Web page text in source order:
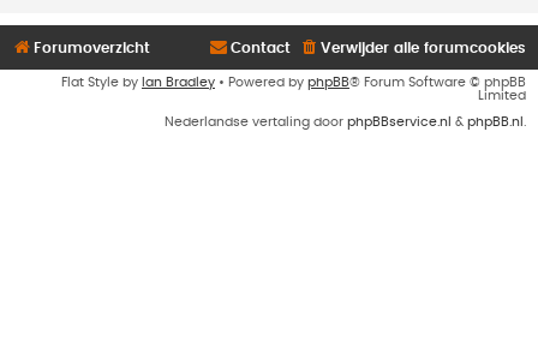
Forumoverzicht Verwijder alle forumcookies
Contact
Flat Style by Ian Bradley • Powered by phpBB® Forum Software © phpBB
Limited
Nederlandse vertaling door phpBBservice.nl & phpBB.nl